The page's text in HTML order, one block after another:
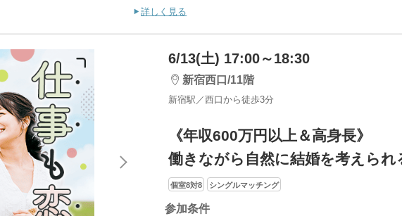
詳しく見る
6/13(土) 17:00～18:30
新宿西口/11階
新宿駅／西口から徒歩3分
《年収600万円以上＆高身長》
働きながら自然に結婚を考えられ
個室8対8 シングルマッチング
参加条件